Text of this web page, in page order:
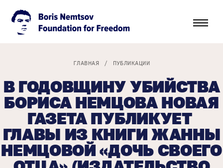
ГЛАВНАЯ / ПУБЛИКАЦИИ
В ГОДОВЩИНУ УБИЙСТВА
БОРИСА НЕМЦОВА НОВАЯ
ГАЗЕТА ПУБЛИКУЕТ
ГЛАВЫ ИЗ КНИГИ ЖАННЫ
НЕМЦОВОЙ «ДОЧЬ СВОЕГО